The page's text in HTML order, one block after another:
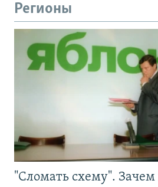
Регионы
"Сломать схему". Зачем